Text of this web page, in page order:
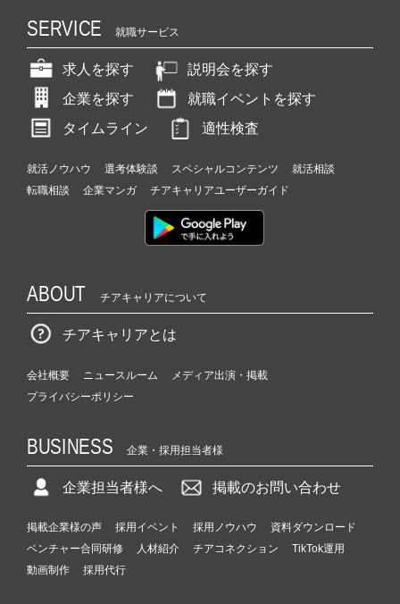
SERVICE 就職サービス
求人を探す
説明会を探す
企業を探す
就職イベントを探す
タイムライン
適性検査
就活ノウハウ 選考体験談 スペシャルコンテンツ
就活相談
転職相談
企業マンガ チアキャリアユーザーガイド
ABOUT チアキャリアについて
チアキャリアとは
会社概要 ニュースルーム
メディア出演・掲載
プライバシーポリシー
BUSINESS 企業・採用担当者様
企業担当者様へ 掲載のお問い合わせ
掲載企業様の声 採用イベント 採用ノウハウ
資料ダウンロード
ベンチャー合同研修
人材紹介 チアコネクション
TikTok運用
動画制作
採用代行